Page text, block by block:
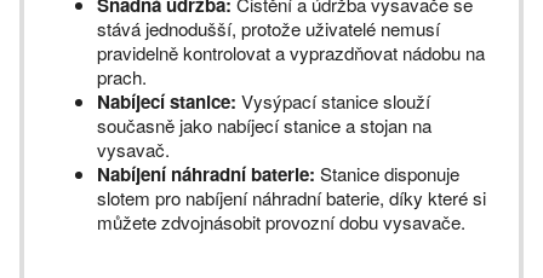
stává jednodušší, protože uživatelé nemusí
pravidelně kontrolovat a vyprazdňovat nádobu na
prach.
Nabíjecí stanice: Vysýpací stanice slouží
současně jako nabíjecí stanice a stojan na
vysavač.
Nabíjení náhradní baterie: Stanice disponuje
slotem pro nabíjení náhradní baterie, díky které si
můžete zdvojnásobit provozní dobu vysavače.